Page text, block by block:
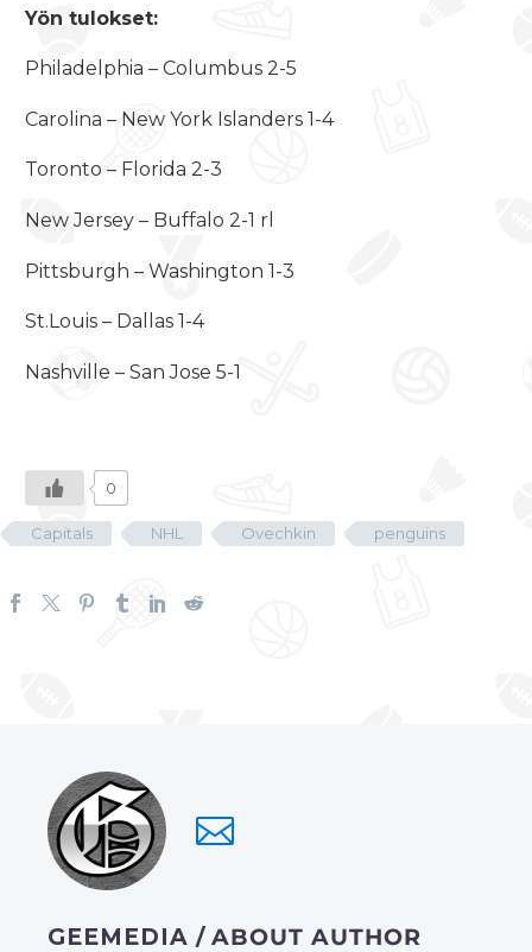
Yön tulokset:
Philadelphia – Columbus 2-5
Carolina – New York Islanders 1-4
Toronto – Florida 2-3
New Jersey – Buffalo 2-1 rl
Pittsburgh – Washington 1-3
St.Louis – Dallas 1-4
Nashville – San Jose 5-1
0
Capitals NHL Ovechkin penguins
GEEMEDIA / ABOUT AUTHOR